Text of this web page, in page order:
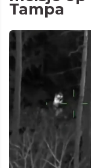
Tampa